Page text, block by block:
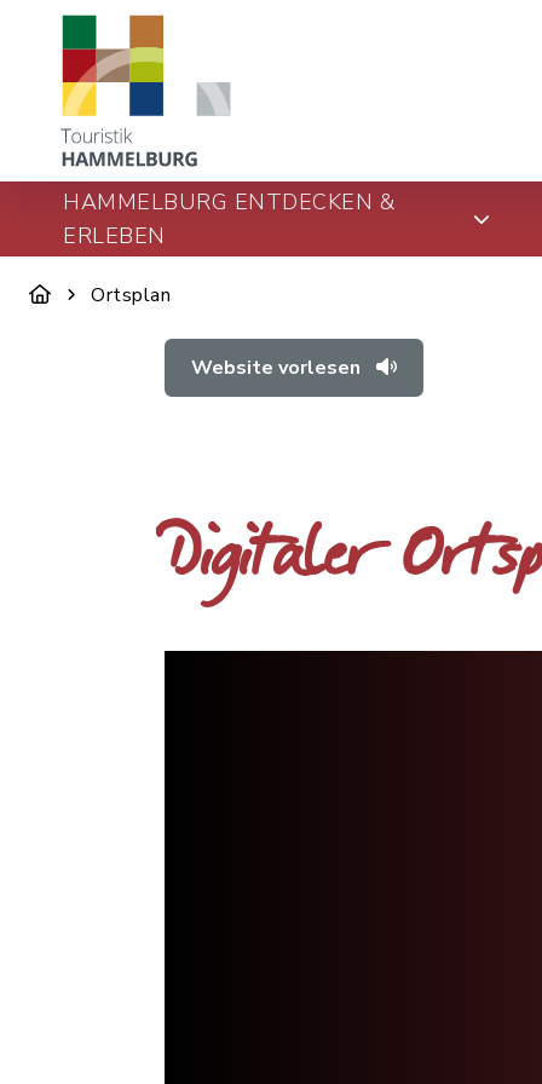
HAMMELBURG ENTDECKEN &
ERLEBEN
Ortsplan
Website vorlesen
Digitaler